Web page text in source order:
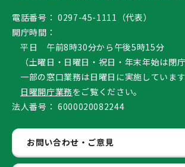
電話番号： 0297-45-1111（代表）
開庁時間：
平日 午前8時30分から午後5時15分
（土曜日・日曜日・祝日・年末年始は閉庁
一部の窓口業務は日曜日に実施しています
日曜開庁業務をご覧ください。
法人番号： 6000020082244
お問い合わせ・ご意見